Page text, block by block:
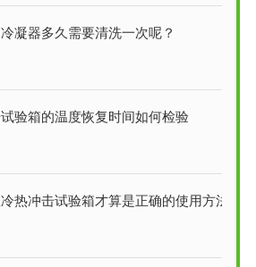
凝器多久需要清洗一次呢？
验箱的温度恢复时间如何检验
热冲击试验箱才算是正确的使用方法